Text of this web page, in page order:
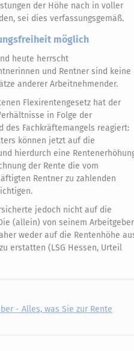
der Höhe nach in voller
sei dies verfassungsgemäß.
möglich
heute herrscht
und Rentner sind keine
anderer Arbeitnehmender.
Flexirentengesetz hat der
in Folge der
des Fachkräftemangels reagiert:
können jetzt auf die
hierdurch eine
der Rente die vom
Rentner zu zahlenden
jedoch nicht auf die
(allein) von seinem Arbeitgeber
weder auf die Rentenhöhe
erstatten (LSG Hessen, Urteil
- Alles, was Sie zur Rente